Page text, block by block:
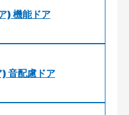
) 機能ドア
音配慮ドア